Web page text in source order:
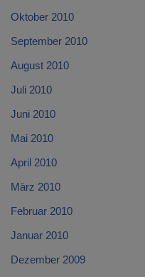
Oktober 2010
September 2010
August 2010
Juli 2010
Juni 2010
Mai 2010
April 2010
März 2010
Februar 2010
Januar 2010
Dezember 2009